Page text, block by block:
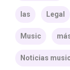
las Legal
Music
Noticias